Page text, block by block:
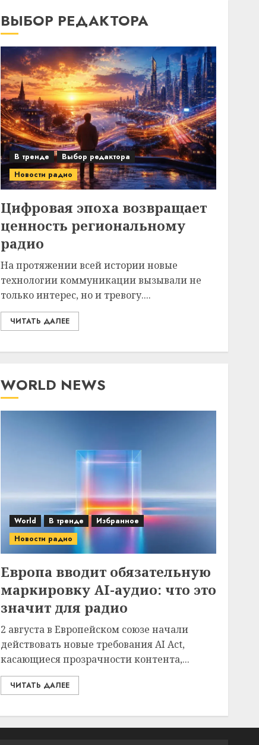
ВЫБОР РЕДАКТОРА
В тренде
Выбор редактора
Новости радио
Цифровая эпоха возвращает
ценность региональному
радио
На протяжении всей истории новые
технологии коммуникации вызывали не
только интерес, но и тревогу....
ЧИТАТЬ ДАЛЕЕ
WORLD NEWS
World В тренде
Избранное
Новости радио
Европа вводит обязательную
маркировку AI-аудио: что это
значит для радио
2 августа в Европейском союзе начали
действовать новые требования AI Act,
касающиеся прозрачности контента,...
ЧИТАТЬ ДАЛЕЕ